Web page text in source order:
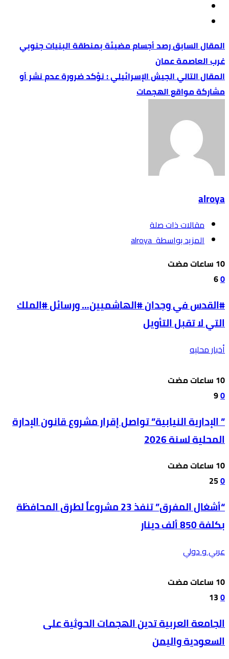
رصد أجسام مضيئة بمنطقة البنيات جنوبي
غرب العاصمة عمان‎
الجيش الإسرائيلي : نؤكد ضرورة عدم نشر أو
مشاركة مواقع الهجمات
alroya
‫مقالات ذات صلة‬
‫‫المزيد بواسطة‬ ‬ alroya
0
6
#القدس في وجدان #الهاشميين… ورسائل #الملك
التي لا تقبل التأويل
أخبار محليه
0
9
” الإدارية النيابية” تواصل إقرار مشروع قانون الإدارة
المحلية لسنة 2026
0
25
“أشغال المفرق” تنفذ 23 مشروعاً لطرق المحافظة
بكلفة 850 ألف دينار
عربي و دولي
0
13
الجامعة العربية تدين الهجمات الحوثية على
السعودية واليمن